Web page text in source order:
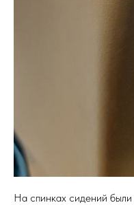
На спинках сидений